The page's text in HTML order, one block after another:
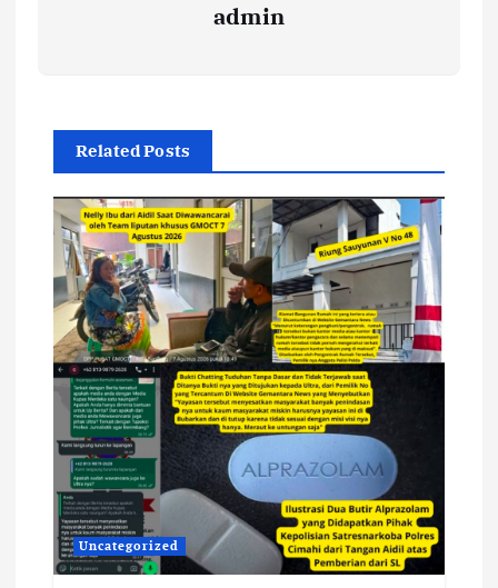
admin
Related Posts
Uncategorized